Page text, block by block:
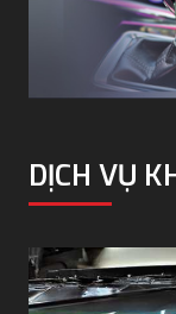
DỊCH VỤ